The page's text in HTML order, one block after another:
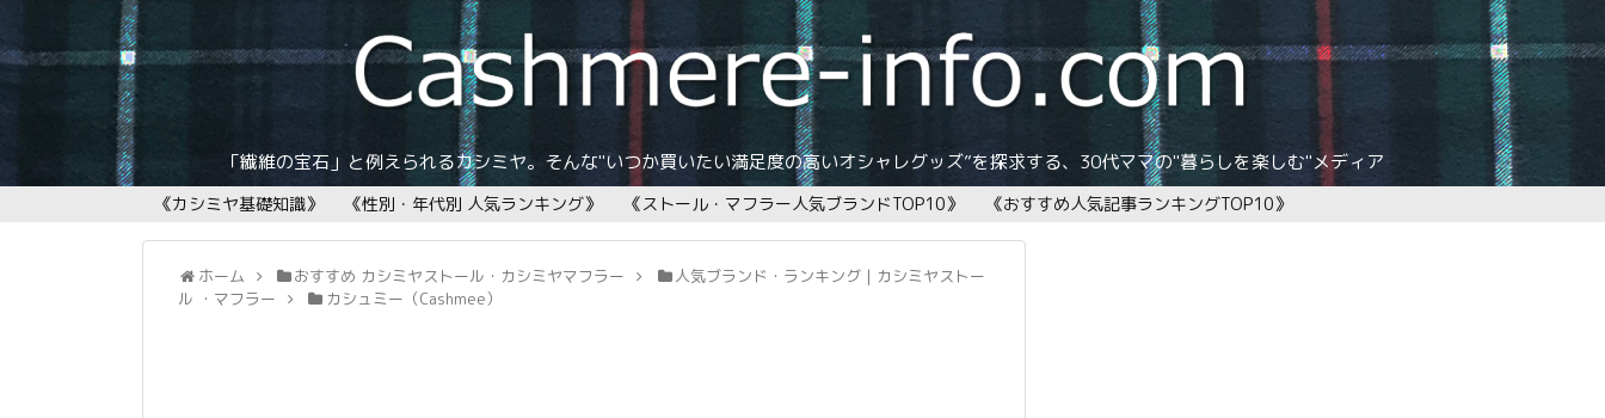
「繊維の宝石」と例えられるカシミヤ。そんな"いつか買いたい満足度の高いオシャレグッズ”を探求する、30代ママの"暮らしを楽しむ"メディア
《カシミヤ基礎知識》 《性別・年代別 人気ランキング》 《ストール・マフラー人気ブランドTOP10》 《おすすめ人気記事ランキングTOP10》
ホーム おすすめ カシミヤストール・カシミヤマフラー
人気ブランド・ランキング | カシミヤストー
ル ・マフラー
カシュミー（Cashmee）